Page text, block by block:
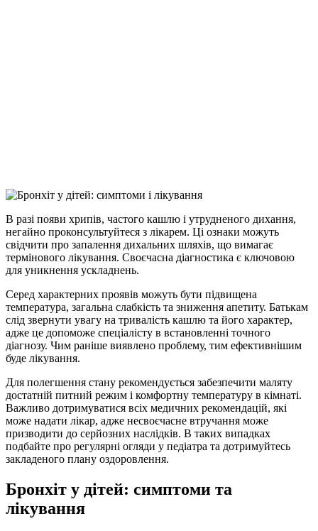
В разі появи хрипів, частого кашлю і утрудненого дихання,
негайно проконсультуйтеся з лікарем. Ці ознаки можуть
свідчити про запалення дихальних шляхів, що вимагає
термінового лікування. Своєчасна діагностика є ключовою
для уникнення ускладнень.
Серед характерних проявів можуть бути підвищена
температура, загальна слабкість та зниження апетиту. Батькам
слід звернути увагу на тривалість кашлю та його характер,
адже це допоможе спеціалісту в встановленні точного
діагнозу. Чим раніше виявлено проблему, тим ефективнішим
буде лікування.
Для полегшення стану рекомендується забезпечити маляту
достатній питний режим і комфортну температуру в кімнаті.
Важливо дотримуватися всіх медичних рекомендацій, які
може надати лікар, адже несвоєчасне втручання може
призводити до серйозних наслідків. В таких випадках
подбайте про регулярні огляди у педіатра та дотримуйтесь
закладеного плану оздоровлення.
Бронхіт у дітей: симптоми та
лікування